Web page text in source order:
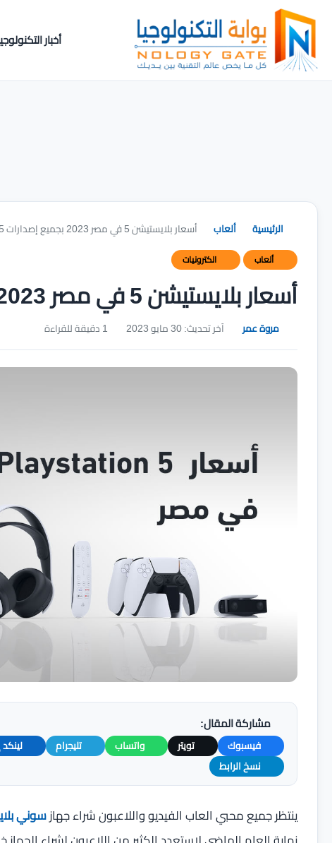
أخبار
الرئيسية ألعاب أسعار بلايستيشن 5 في مصر 2023 بجميع إصدارات PS5
ألعاب الكترونيات
أسعار بلايستيشن 5 في مصر 2023 بجميع إصدارات PS5
مروة عمر آخر تحديث: 30 مايو 2023
مشاركة المقال:
فيسبوك تويتر واتساب تليجرام
نسخ الرابط
ينتظر جميع محبي العاب الفيديو واللاعبون شراء جهازسوني